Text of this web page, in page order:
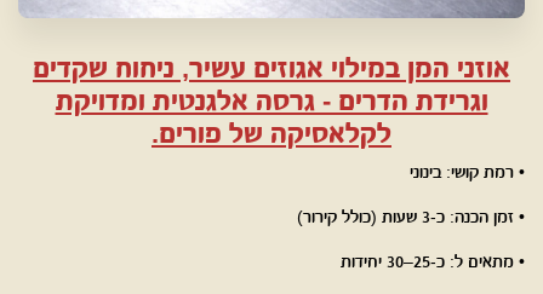
אוזני המן במילוי אגוזים עשיר, ניחוח שקדים
וגרידת הדרים - גרסה אלגנטית ומדויקת
לקלאסיקה של פורים.
• רמת קושי: בינוני
• זמן הכנה: כ-3 שעות (כולל קירור)
• מתאים ל: כ-25–30 יחידות